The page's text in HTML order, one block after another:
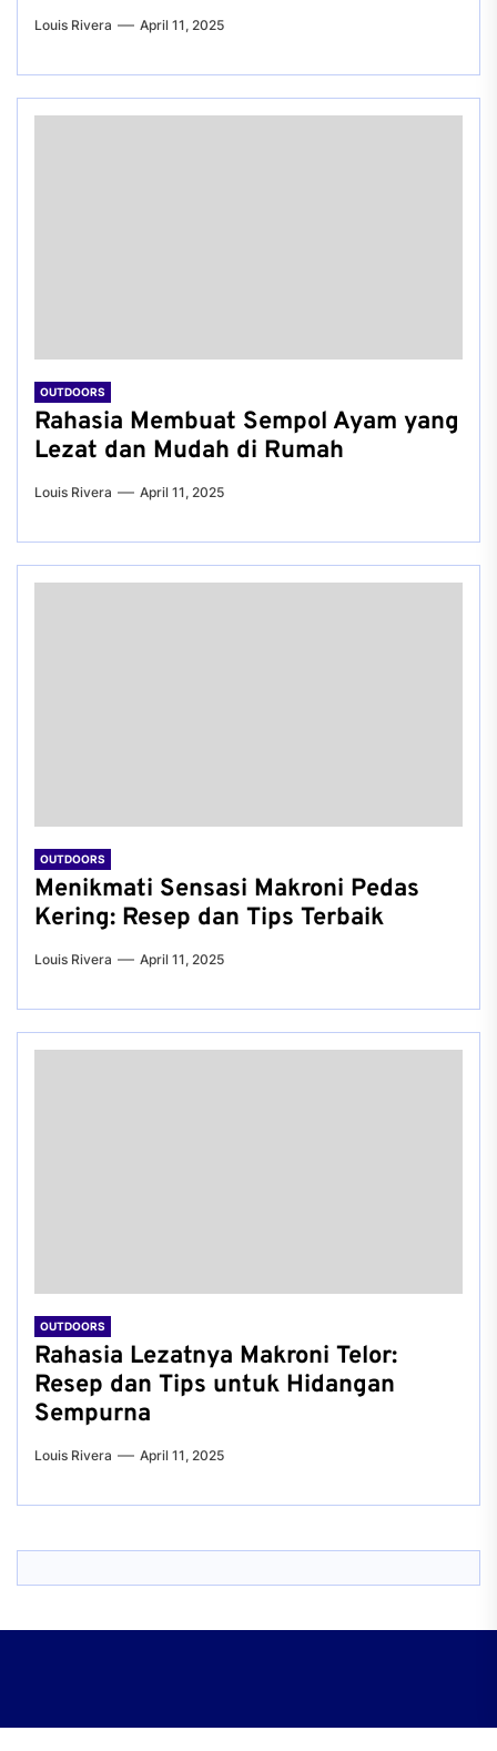
Louis Rivera April 11, 2025
OUTDOORS
Rahasia Membuat Sempol Ayam yang
Lezat dan Mudah di Rumah
Louis Rivera April 11, 2025
OUTDOORS
Menikmati Sensasi Makroni Pedas
Kering: Resep dan Tips Terbaik
Louis Rivera April 11, 2025
OUTDOORS
Rahasia Lezatnya Makroni Telor:
Resep dan Tips untuk Hidangan
Sempurna
Louis Rivera April 11, 2025